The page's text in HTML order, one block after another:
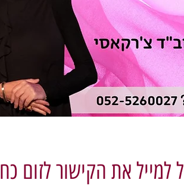
למייל את הקישור לזום